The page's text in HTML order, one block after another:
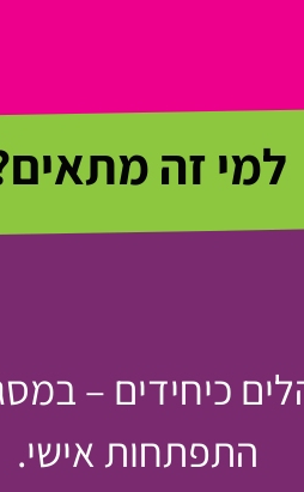
למי זה
כיחידים –
התפתחות אישי.